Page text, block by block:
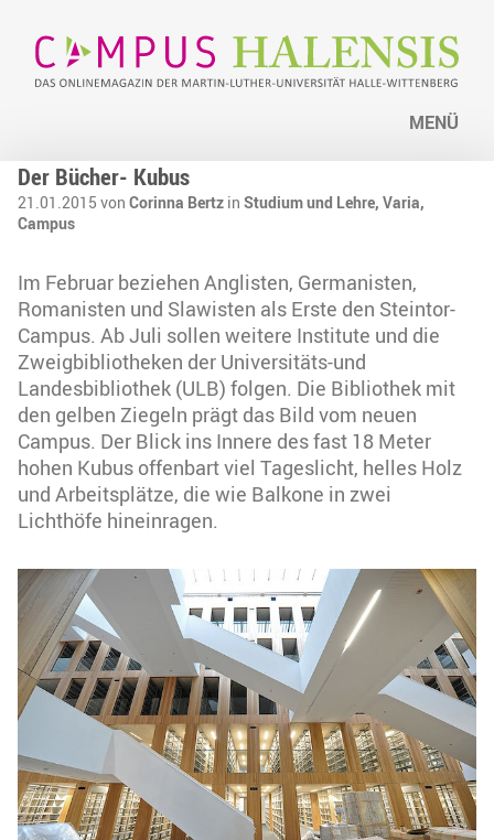
MENÜ
Der Bücher- Kubus
21.01.2015 von Corinna Bertz in Studium und Lehre, Varia,
Campus
Im Februar beziehen Anglisten, Germanisten,
Romanisten und Slawisten als Erste den Steintor-
Campus. Ab Juli sollen weitere Institute und die
Zweigbibliotheken der Universitäts-und
Landesbibliothek (ULB) folgen. Die Bibliothek mit
den gelben Ziegeln prägt das Bild vom neuen
Campus. Der Blick ins Innere des fast 18 Meter
hohen Kubus offenbart viel Tageslicht, helles Holz
und Arbeitsplätze, die wie Balkone in zwei
Lichthöfe hineinragen.